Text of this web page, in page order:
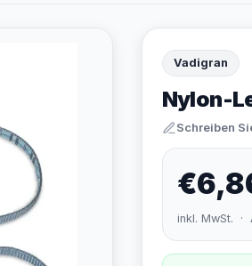
Vadigran
Nylon-
Schreiben
inkl. MwSt. ·